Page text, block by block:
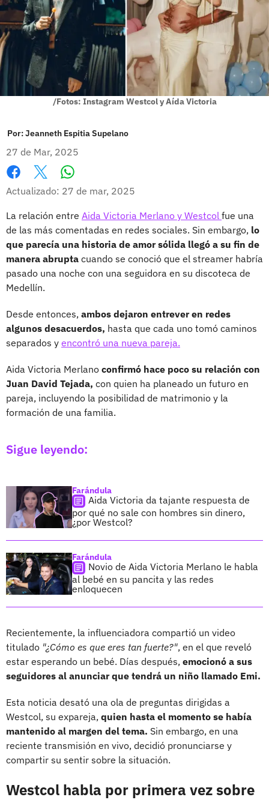
/Fotos: Instagram Westcol y Aída Victoria
Por:Jeanneth Espitia Supelano
27 de Mar, 2025
Facebook
X
Actualizado: 27 de mar, 2025
La relación entre Aida Victoria Merlano y Westcol fue una
de las más comentadas en redes sociales. Sin embargo, lo
que parecía una historia de amor sólida llegó a su fin de
manera abrupta cuando se conoció que el streamer habría
pasado una noche con una seguidora en su discoteca de
Medellín.
Desde entonces, ambos dejaron entrever en redes
algunos desacuerdos, hasta que cada uno tomó caminos
separados y encontró una nueva pareja.
Aida Victoria Merlano confirmó hace poco su relación con
Juan David Tejada, con quien ha planeado un futuro en
pareja, incluyendo la posibilidad de matrimonio y la
formación de una familia.
Sigue leyendo:
Farándula
Aida Victoria da tajante respuesta de
por qué no sale con hombres sin dinero,
¿por Westcol?
Farándula
Novio de Aida Victoria Merlano le habla
al bebé en su pancita y las redes
enloquecen
Recientemente, la influenciadora compartió un video
titulado "¿Cómo es que eres tan fuerte?", en el que reveló
estar esperando un bebé. Días después, emocionó a sus
seguidores al anunciar que tendrá un niño llamado Emi.
Esta noticia desató una ola de preguntas dirigidas a
Westcol, su expareja, quien hasta el momento se había
mantenido al margen del tema. Sin embargo, en una
reciente transmisión en vivo, decidió pronunciarse y
compartir su sentir sobre la situación.
Westcol habla por primera vez sobre